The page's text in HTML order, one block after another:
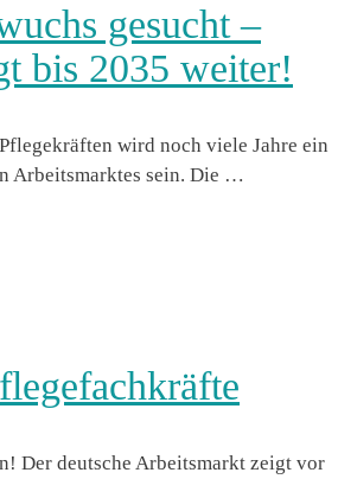
gesucht –
bis 2035 weiter!
wird noch viele Jahre ein
Arbeitsmarktes sein. Die …
Der deutsche Arbeitsmarkt zeigt vor